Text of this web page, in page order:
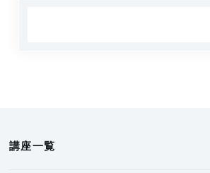
講座一覧